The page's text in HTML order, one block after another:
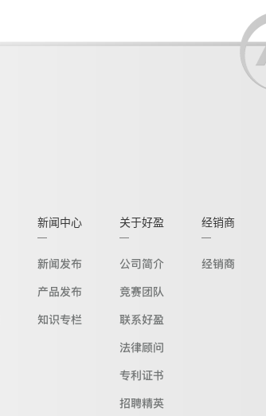
新闻中心
新闻发布
产品发布
知识专栏
关于好盈
公司简介
竞赛团队
联系好盈
法律顾问
专利证书
招聘精英
经销商
经销商